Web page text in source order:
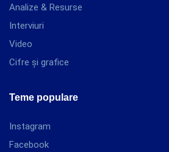
Analize & Resurse
Interviuri
Video
Cifre și grafice
Teme populare
Instagram
Facebook